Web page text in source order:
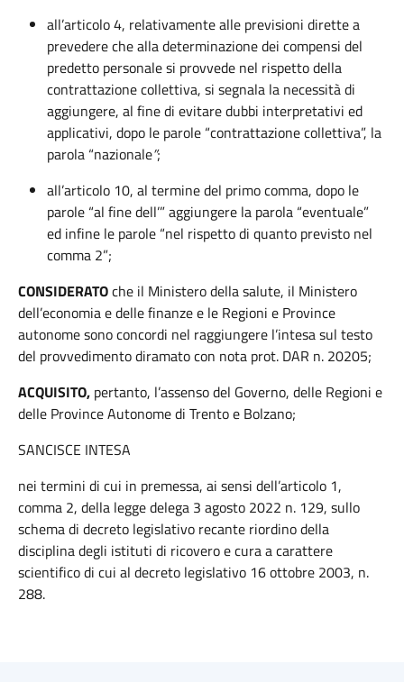
all’articolo 4, relativamente alle previsioni dirette a
prevedere che alla determinazione dei compensi del
predetto personale si provvede nel rispetto della
contrattazione collettiva, si segnala la necessità di
aggiungere, al fine di evitare dubbi interpretativi ed
applicativi, dopo le parole “contrattazione collettiva”, la
parola “nazionale”;
all’articolo 10, al termine del primo comma, dopo le
parole “al fine dell’” aggiungere la parola “eventuale”
ed infine le parole “nel rispetto di quanto previsto nel
comma 2”;
CONSIDERATOche il Ministero della salute, il Ministero
dell’economia e delle finanze e le Regioni e Province
autonome sono concordi nel raggiungere l’intesa sul testo
del provvedimento diramato con nota prot. DAR n. 20205;
ACQUISITO, pertanto, l’assenso del Governo, delle Regioni e
delle Province Autonome di Trento e Bolzano;
SANCISCE INTESA
nei termini di cui in premessa, ai sensi dell’articolo 1,
comma 2, della legge delega 3 agosto 2022 n. 129, sullo
schema di decreto legislativo recante riordino della
disciplina degli istituti di ricovero e cura a carattere
scientifico di cui al decreto legislativo 16 ottobre 2003, n.
288.